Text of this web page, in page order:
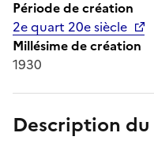
Période de création
2e quart 20e siècle
Millésime de création
1930
Description du